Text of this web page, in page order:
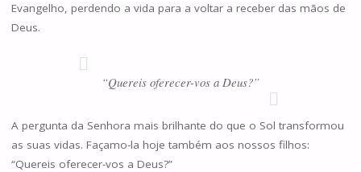
Evangelho, perdendo a vida para a voltar a receber das mãos de
Deus.
“Quereis oferecer-vos a Deus?”
A pergunta da Senhora mais brilhante do que o Sol transformou
as suas vidas. Façamo-la hoje também aos nossos filhos:
“Quereis oferecer-vos a Deus?”